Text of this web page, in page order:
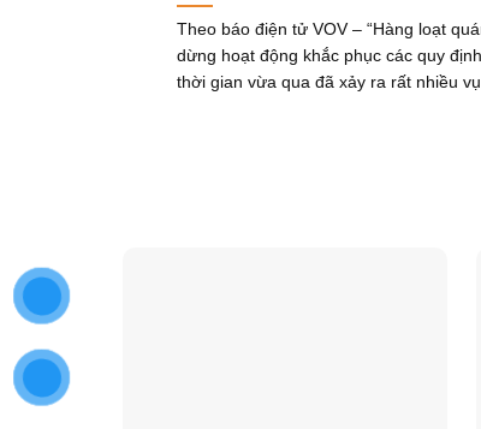
Theo báo điện tử VOV – “Hàng loạt
dừng hoạt động khắc phục các quy
thời gian vừa qua đã xảy ra rất nhiều